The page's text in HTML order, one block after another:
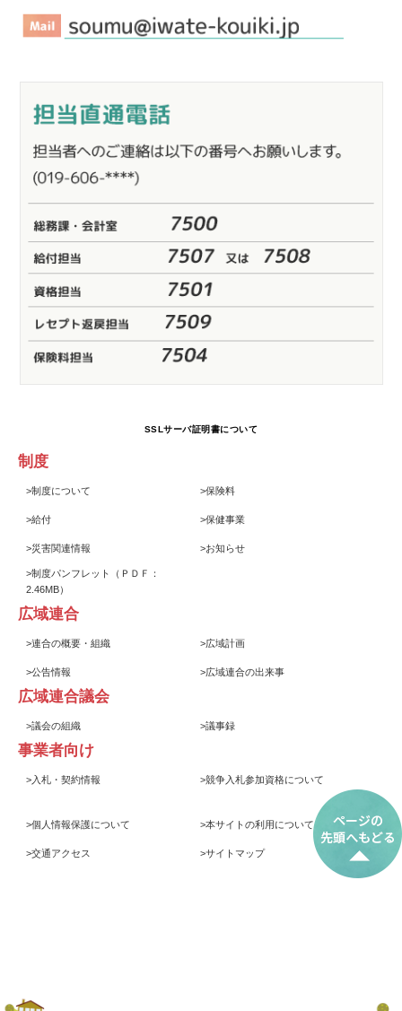
SSLサーバ証明書について
制度
>制度について >保険料
>給付 >保健事業
>災害関連情報 >お知らせ
>制度パンフレット
（ＰＤＦ：
2.46MB）
広域連合
>連合の概要・組織 >広域計画
>公告情報 >広域連合の出来事
広域連合議会
>議会の組織 >議事録
事業者向け
> 入札・契約情報 >競争入札参加資格について
>個人情報保護について >本サイトの利用について
>交通アクセス >サイトマップ